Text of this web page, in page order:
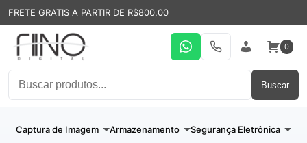
FRETE GRATIS A PARTIR DE R$800,00
Buscar
WhatsApp19 31994110
Entrar
0
Captura de Imagem Armazenamento Segurança Eletrônica